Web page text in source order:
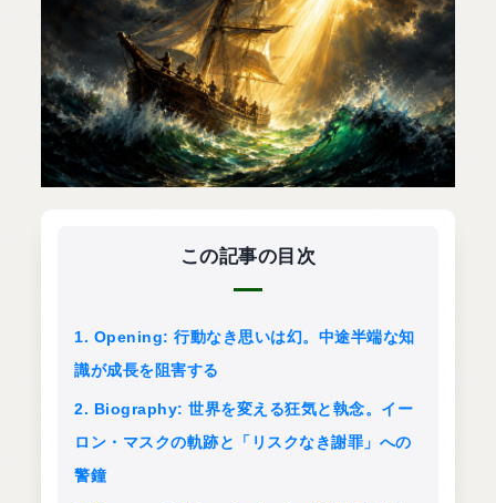
この記事の目次
1. Opening: 行動なき思いは幻。中途半端な知
識が成長を阻害する
2. Biography: 世界を変える狂気と執念。イー
ロン・マスクの軌跡と「リスクなき謝罪」への
警鐘